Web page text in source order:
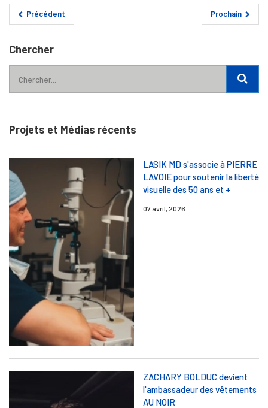
Précédent Prochain
Chercher
Projets et Médias récents
LASIK MD s'associe à PIERRE
LAVOIE pour soutenir la liberté
visuelle des 50 ans et +
07 avril, 2026
ZACHARY BOLDUC devient
l'ambassadeur des vêtements
AU NOIR